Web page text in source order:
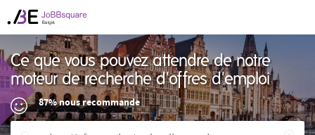
Ce que vous pouvez attendre de notre
moteur de recherche d'offres d'emploi
87% nous recommande